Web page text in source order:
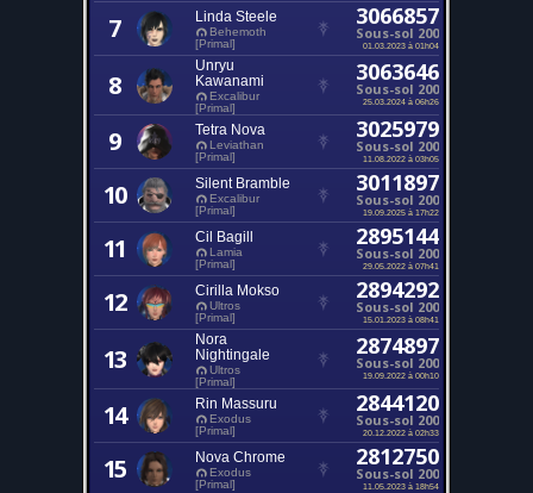
7 Linda Steele
Behemoth
[Primal]
3066857
Sous-sol 200
01.03.2023 à 01h04
8
Unryu
Kawanami
Excalibur
[Primal]
3063646
Sous-sol 200
25.03.2024 à 06h26
9 Tetra Nova
Leviathan
[Primal]
3025979
Sous-sol 200
11.08.2022 à 03h05
10 Silent Bramble
Excalibur
[Primal]
3011897
Sous-sol 200
19.09.2025 à 17h22
11 Cil Bagill
Lamia
[Primal]
2895144
Sous-sol 200
29.05.2022 à 07h41
12 Cirilla Mokso
Ultros
[Primal]
2894292
Sous-sol 200
15.01.2023 à 08h41
13
Nora
Nightingale
Ultros
[Primal]
2874897
Sous-sol 200
19.09.2022 à 00h10
14 Rin Massuru
Exodus
[Primal]
2844120
Sous-sol 200
20.12.2022 à 02h33
15 Nova Chrome
Exodus
[Primal]
2812750
Sous-sol 200
11.05.2023 à 18h54